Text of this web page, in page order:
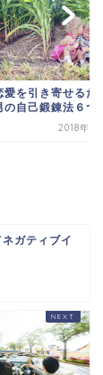
愛を引き寄せるた
の自己鍛錬法６つ
2018年3
ネガティブイ